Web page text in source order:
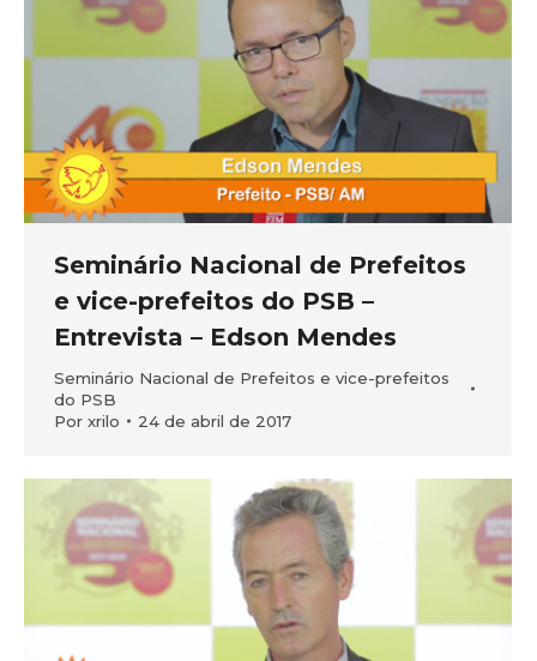
Seminário Nacional de Prefeitos
e vice-prefeitos do PSB –
Entrevista – Edson Mendes
Seminário Nacional de Prefeitos e vice-prefeitos
do PSB
Por xrilo 24 de abril de 2017